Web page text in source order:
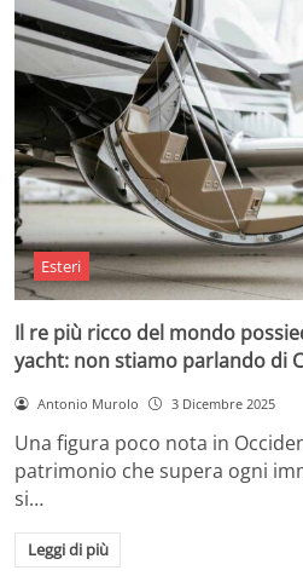
Esteri
Il re più ricco del mondo
yacht: non stiamo parlando di
Antonio Murolo 3 Dicembre 2025
Una figura poco nota in
patrimonio che supera ogni
si…
Leggi di più